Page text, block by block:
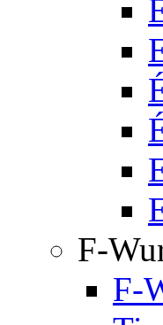
F-
F-